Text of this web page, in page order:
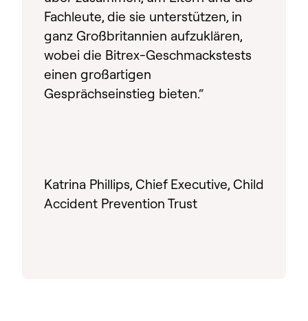
Fachleute, die sie unterstützen, in
ganz Großbritannien aufzuklären,
wobei die Bitrex-Geschmackstests
einen großartigen
Gesprächseinstieg bieten.“
Katrina Phillips, Chief Executive, Child
Accident Prevention Trust